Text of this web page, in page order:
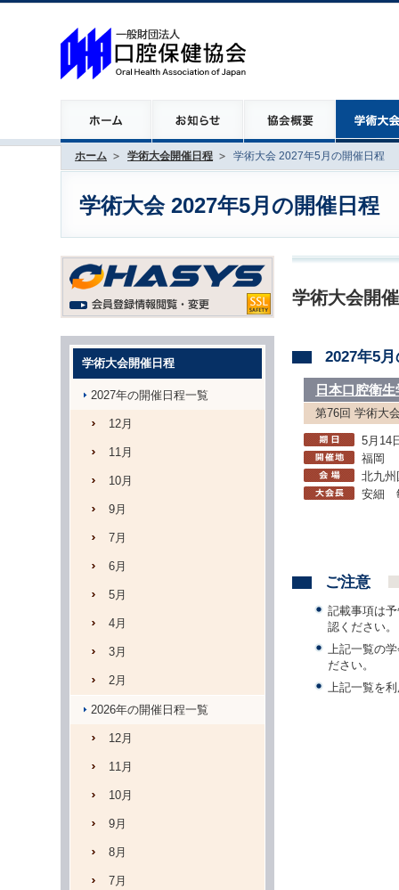
ホーム 学術大会開催日程 学術大会 2027年5月の開催日程
学術大会 2027年5月の開催日程
学術大会開
2027年5
日本口腔衛
第76回 学術大
5月14
福岡
北九州
安細
ご注意
記載事項は
認ください。
上記一覧の
ださい。
上記一覧を
学術大会開催日程
2027年の開催日程一覧
12月
11月
10月
9月
7月
6月
5月
4月
3月
2月
2026年の開催日程一覧
12月
11月
10月
9月
8月
7月